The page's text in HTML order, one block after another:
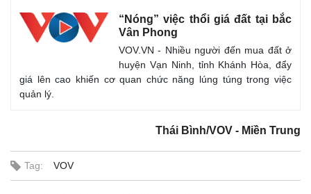
Khởi nghiệp
Thị trường
Giá vàng
Tiêu dùng
Giá cà phê
“Nóng” việc thổi giá đất tại bắc
Vân Phong
VOV.VN - Nhiều người đến mua đất ở
huyện Vạn Ninh, tỉnh Khánh Hòa, đẩy
giá lên cao khiến cơ quan chức năng lúng túng trong việc
quản lý.
Thái Bình/VOV - Miền Trung
Tag: VOV